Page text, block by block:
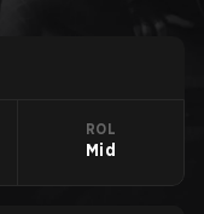
ROL
Mid